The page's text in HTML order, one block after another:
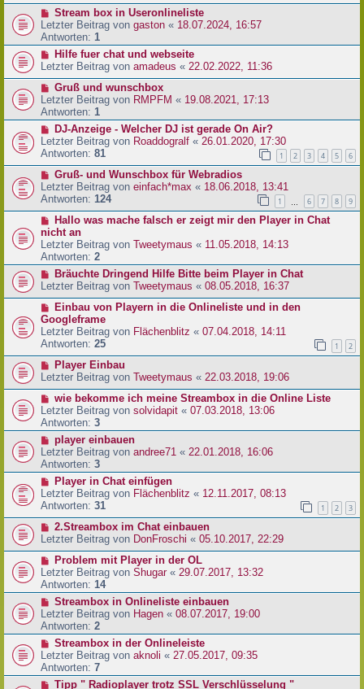
Stream box in Useronlineliste
Letzter Beitrag von gaston « 18.07.2024, 16:57
Antworten: 1
Hilfe fuer chat und webseite
Letzter Beitrag von amadeus « 22.02.2022, 11:36
Gruß und wunschbox
Letzter Beitrag von RMPFM « 19.08.2021, 17:13
Antworten: 1
DJ-Anzeige - Welcher DJ ist gerade On Air?
Letzter Beitrag von Roaddogralf « 26.01.2020, 17:30
Antworten: 81 1 2 3 4 5 6
Gruß- und Wunschbox für Webradios
Letzter Beitrag von einfach*max « 18.06.2018, 13:41
Antworten: 124 1 6 7 8 9
Hallo was mache falsch er zeigt mir den Player in Chat
nicht an
Letzter Beitrag von Tweetymaus « 11.05.2018, 14:13
Antworten: 2
Bräuchte Dringend Hilfe Bitte beim Player in Chat
Letzter Beitrag von Tweetymaus « 08.05.2018, 16:37
Einbau von Playern in die Onlineliste und in den
Googleframe
Letzter Beitrag von Flächenblitz « 07.04.2018, 14:11
Antworten: 25 1 2
Player Einbau
Letzter Beitrag von Tweetymaus « 22.03.2018, 19:06
wie bekomme ich meine Streambox in die Online Liste
Letzter Beitrag von solvidapit « 07.03.2018, 13:06
Antworten: 3
player einbauen
Letzter Beitrag von andree71 « 22.01.2018, 16:06
Antworten: 3
Player in Chat einfügen
Letzter Beitrag von Flächenblitz « 12.11.2017, 08:13
Antworten: 31 1 2 3
2.Streambox im Chat einbauen
Letzter Beitrag von DonFroschi « 05.10.2017, 22:29
Problem mit Player in der OL
Letzter Beitrag von Shugar« 29.07.2017, 13:32
Antworten: 14
Streambox in Onlineliste einbauen
Letzter Beitrag von Hagen « 08.07.2017, 19:00
Antworten: 2
Streambox in der Onlineleiste
Letzter Beitrag von aknoli « 27.05.2017, 09:35
Antworten: 7
Tipp " Radioplayer trotz SSL Verschlüsselung "